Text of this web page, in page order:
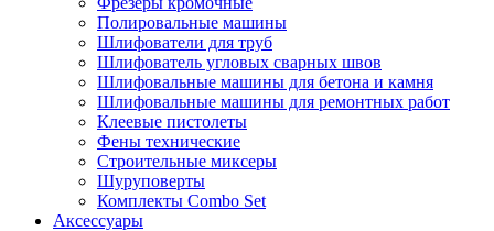
Полировальные машины
Шлифователи для труб
Шлифователь угловых сварных швов
Шлифовальные машины для бетона и камня
Шлифовальные машины для ремонтных работ
Клеевые пистолеты
Фены технические
Строительные миксеры
Шуруповерты
Комплекты Combo Set
Аксессуары